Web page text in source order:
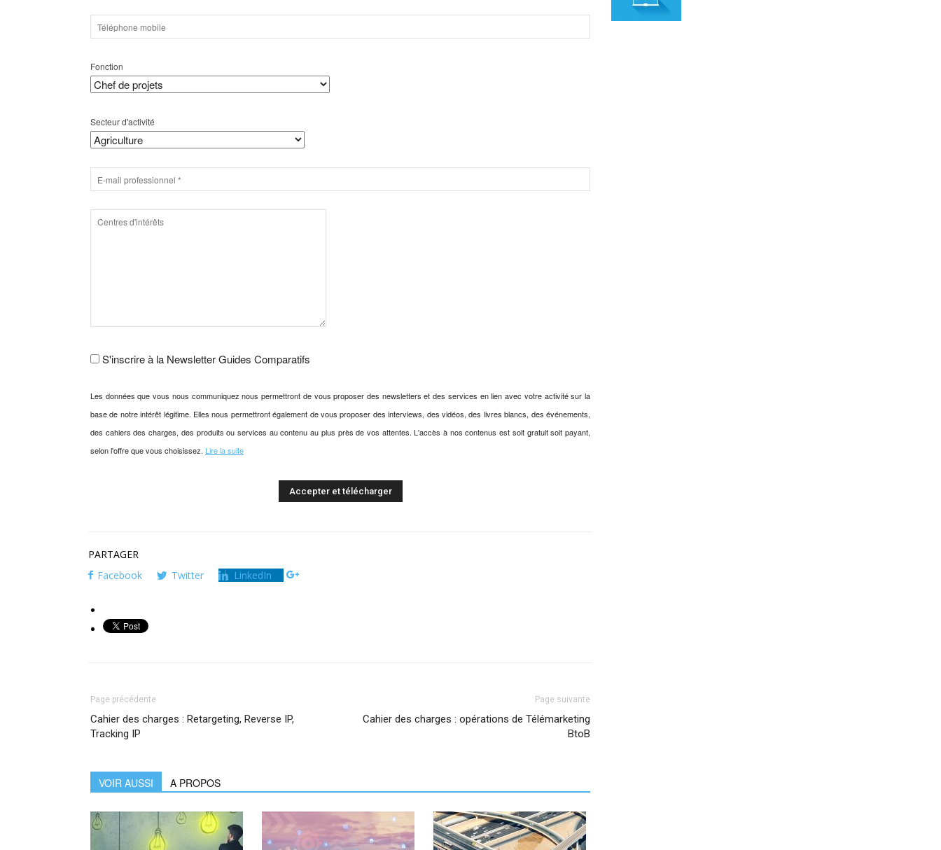
Fonction
Secteur d'activité
S'inscrire à la Newsletter Guides Comparatifs
Les données que vous nous communiquez nous permettront de vous proposer des newsletters et des services en lien avec votre activité sur la
base de notre intérêt légitime. Elles nous permettront également de vous proposer des interviews, des vidéos, des livres blancs, des événements,
des cahiers des charges, des produits ou services au contenu au plus près de vos attentes. L'accès à nos contenus est soit gratuit soit payant,
selon l'offre que vous choisissez. Lire la suite
PARTAGER
Facebook
Twitter LinkedIn
Page précédente
Cahier des charges : Retargeting, Reverse IP,
Tracking IP
Page suivante
Cahier des charges : opérations de Télémarketing
BtoB
VOIR AUSSI A PROPOS